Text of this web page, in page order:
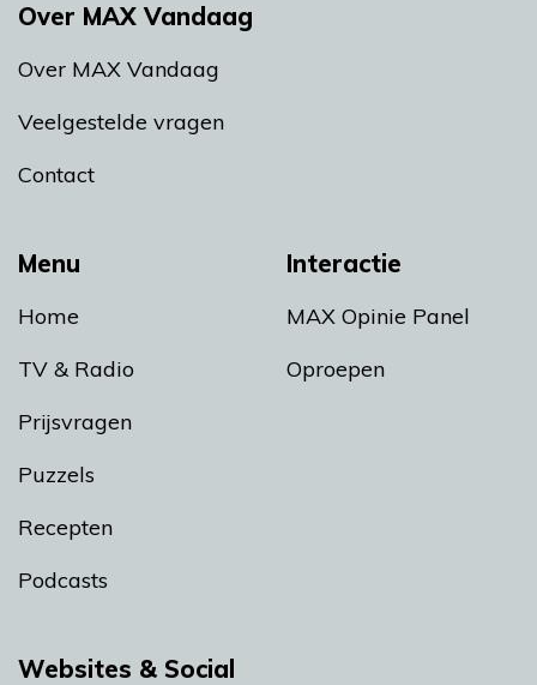
Menu
Home
TV & Radio
Prijsvragen
Puzzels
Recepten
Podcasts
Interactie
MAX Opinie Panel
Oproepen
Over MAX Vandaag
Over MAX Vandaag
Veelgestelde vragen
Contact
Websites & Social